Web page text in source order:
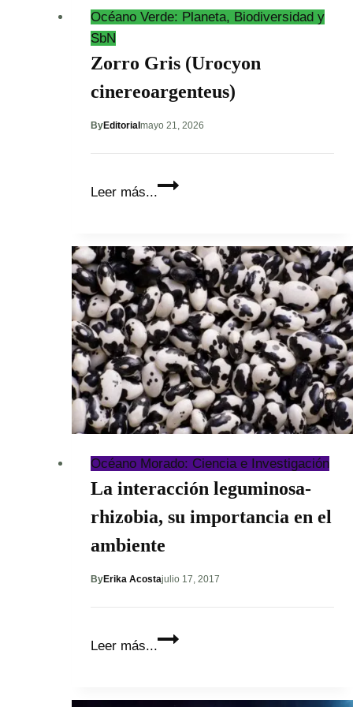
Océano Verde: Planeta, Biodiversidad y
SbN
Zorro Gris (Urocyon
cinereoargenteus)
ByEditorialmayo 21, 2026
Leer más...
Zorro
cinereoargenteus)
Océano Morado: Ciencia e Investigación
La interacción leguminosa-
rhizobia, su importancia en el
ambiente
ByErika Acostajulio 17, 2017
Leer más...
La
rhizobia,